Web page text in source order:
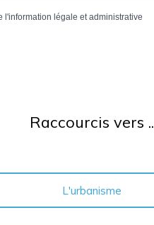
l'information légale et administrative
Raccourcis vers ..
L'urbanisme